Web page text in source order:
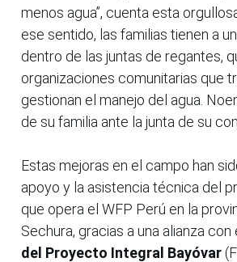
menos agua”, cuenta esta
ese sentido, las familias tienen a
dentro de las juntas de regantes,
organizaciones comunitarias que
gestionan el manejo del agua.
de su familia ante la junta de su
Estas mejoras en el campo han
apoyo y la asistencia técnica del
que opera el WFP Perú en la
Sechura, gracias a una alianza con
del Proyecto Integral Bayóvar